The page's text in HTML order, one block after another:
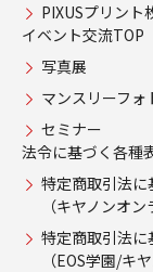
PIXUSプリント
イベント交流TOP
写真展
マンスリーフォ
セミナー
法令に基づく各種
特定商取引法に
（キヤノンオ
特定商取引法に
（EOS学園/キ